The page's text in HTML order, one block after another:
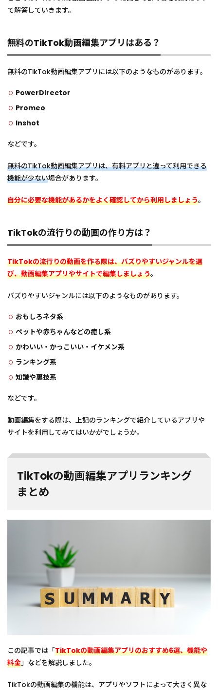
て解答していきます。
無料のTikTok動画編集アプリはある？
無料のTikTok動画編集アプリには以下のようなものがあります。
PowerDirector
Promeo
Inshot
などです。
無料のTikTok動画編集アプリは、有料アプリと違って利用できる
機能が少ない場合があります。
自分に必要な機能があるかをよく確認してから利用しましょう。
TikTokの流行りの動画の作り方は？
TikTokの流行りの動画を作る際は、バズりやすいジャンルを選
び、動画編集アプリやサイトで編集しましょう。
バズりやすいジャンルには以下のようなものがあります。
おもしろネタ系
ペットや赤ちゃんなどの癒し系
かわいい・かっこいい・イケメン系
ランキング系
知識や裏技系
などです。
動画編集をする際は、上記のランキングで紹介しているアプリや
サイトを利用してみてはいかがでしょうか。
TikTokの動画編集アプリランキング
まとめ
この記事では「TikTokの動画編集アプリのおすすめ6選、機能や
料金」などを解説しました。
TikTokの動画編集の機能は、アプリやソフトによって大きく異な